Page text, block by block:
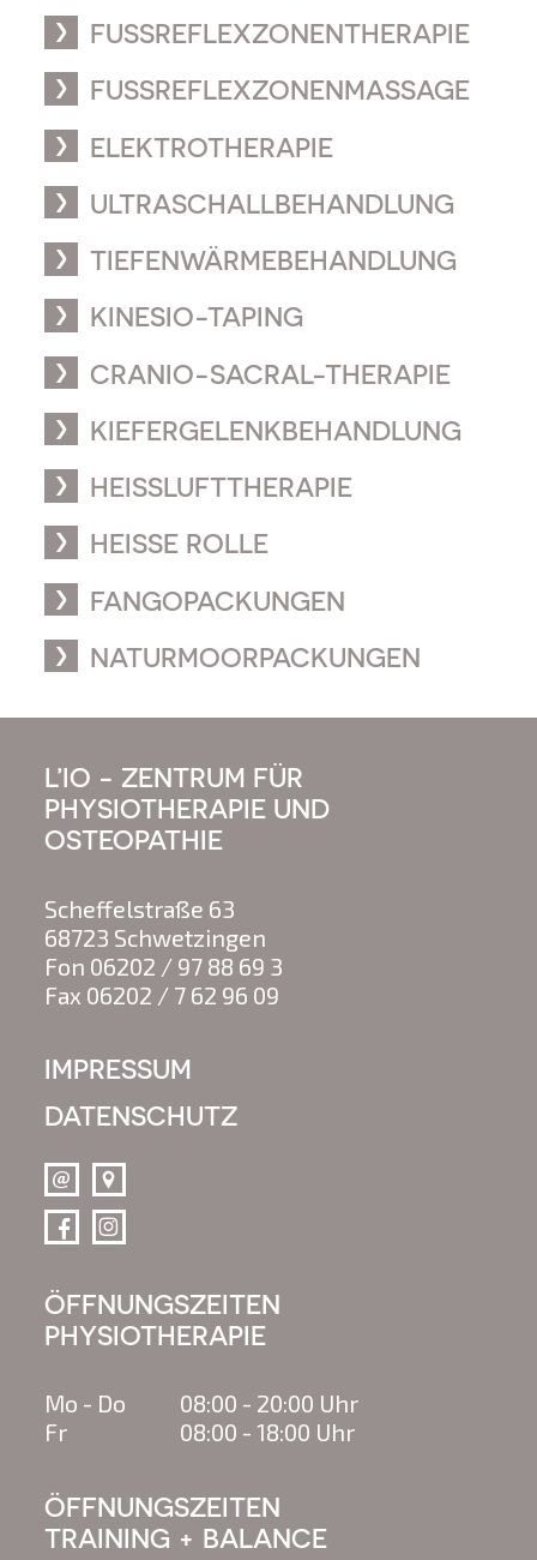
FUSSREFLEXZONENTHERAPIE
FUSSREFLEXZONENMASSAGE
ELEKTROTHERAPIE
ULTRASCHALLBEHANDLUNG
TIEFENWÄRMEBEHANDLUNG
KINESIO-TAPING
CRANIO-SACRAL-THERAPIE
KIEFERGELENKBEHANDLUNG
HEISSLUFTTHERAPIE
HEISSE ROLLE
FANGOPACKUNGEN
NATURMOORPACKUNGEN
L’IO - ZENTRUM FÜR
PHYSIOTHERAPIE UND
OSTEOPATHIE
Scheffelstraße 63
68723 Schwetzingen
Fon 06202 / 97 88 69 3
Fax 06202 / 7 62 96 09
IMPRESSUM
DATENSCHUTZ
ÖFFNUNGSZEITEN
PHYSIOTHERAPIE
Mo - Do
08:00 - 20:00 Uhr
Fr
08:00 - 18:00 Uhr
ÖFFNUNGSZEITEN
TRAINING + BALANCE